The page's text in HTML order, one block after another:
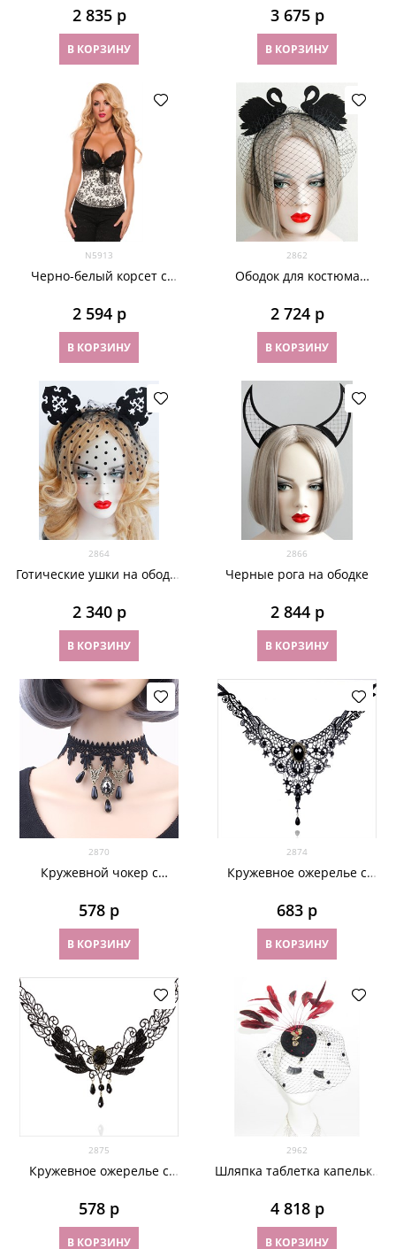
лифу
2 835 р
В КОРЗИНУ
3 675 р
В КОРЗИНУ
N5913
Черно-белый корсет с
2 594 р
В КОРЗИНУ
2862
Ободок для костюма
2 724 р
В КОРЗИНУ
2864
Готические ушки на ободке
2 340 р
В КОРЗИНУ
2866
Черные рога на ободке
2 844 р
В КОРЗИНУ
2870
Кружевной чокер с
578 р
В КОРЗИНУ
2874
Кружевное ожерелье с
683 р
В КОРЗИНУ
2875
Кружевное ожерелье с
578 р
В КОРЗИНУ
2962
Шляпка таблетка капелька
брошью
4 818 р
В КОРЗИНУ